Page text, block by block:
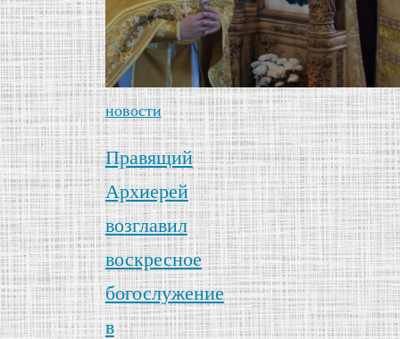
новости
Правящий
Архиерей
возглавил
воскресное
богослужение
в